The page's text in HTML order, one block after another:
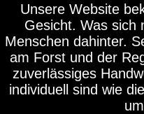
Unsere Website
Gesicht. Was sich
Menschen dahinter.
am Forst und der
zuverlässiges
individuell sind wie